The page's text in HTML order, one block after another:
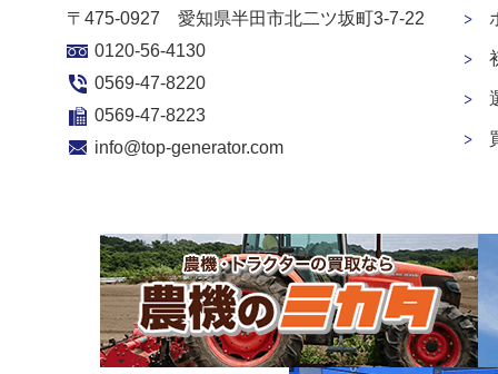
〒475-0927 愛知県半田市北二ツ坂町3-7-22
0120-56-4130
0569-47-8220
0569-47-8223
info@top-generator.com